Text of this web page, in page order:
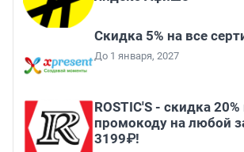
Скидка 5% на все
До 1 января, 2027
ROSTIC'S - скидка 20%
промокоду на любой
3199₽!